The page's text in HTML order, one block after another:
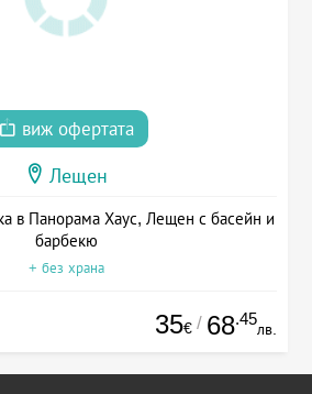
виж офертата
Лещен
в Панорама Хаус, Лещен с басейн и
барбекю
+ без храна
35€ / 68.45
лв.